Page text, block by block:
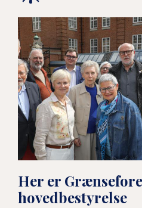
Her er
hovedbestyrelse